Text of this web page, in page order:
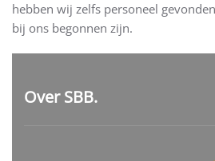
hebben wij zelfs personeel
bij ons begonnen zijn.
Over SBB.